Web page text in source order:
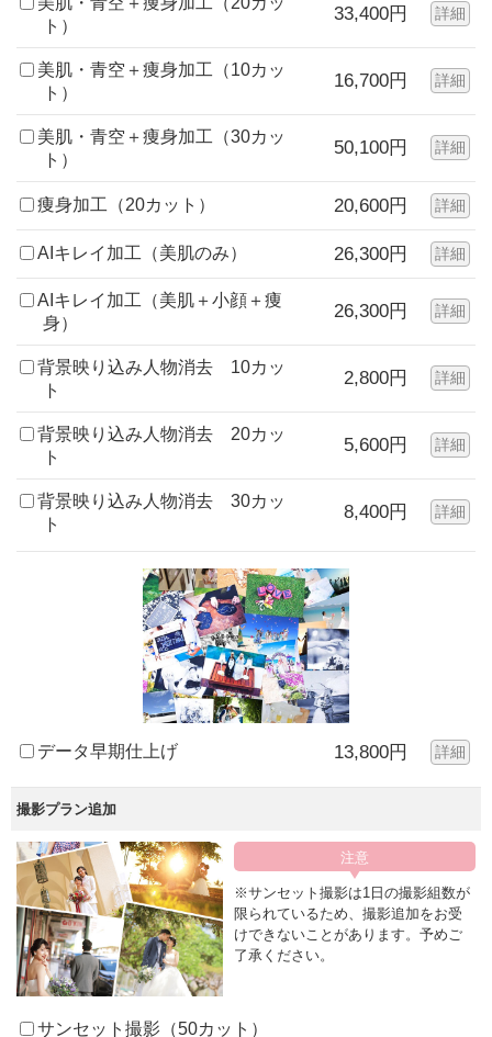
ト）
33,400円 詳細
美肌・青空＋痩身加工（10カッ
ト）
16,700円 詳細
美肌・青空＋痩身加工（30カッ
ト）
50,100円 詳細
痩身加工（20カット） 20,600円 詳細
AIキレイ加工（美肌のみ） 26,300円 詳細
AIキレイ加工（美肌＋小顔＋痩
身）
26,300円 詳細
背景映り込み人物消去 10カッ
ト
2,800円 詳細
背景映り込み人物消去 20カッ
ト
5,600円 詳細
背景映り込み人物消去 30カッ
ト
8,400円 詳細
データ早期仕上げ 13,800円 詳細
撮影プラン追加
※サンセット撮影は1日の撮影組数が
限られているため、撮影追加をお受
けできないことがあります。予めご
了承ください。
サンセット撮影（50カット）